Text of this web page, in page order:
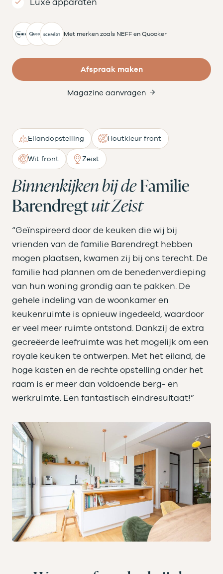
Luxe apparaten
Met merken zoals NEFF en Quooker
Afspraak maken
Magazine aanvragen
Eilandopstelling Houtkleur front
Wit front Zeist
Binnenkijken bij deFamilie
Barendregtuit Zeist
“Geïnspireerd door de keuken die wij bij
vrienden van de familie Barendregt hebben
mogen plaatsen, kwamen zij bij ons terecht. De
familie had plannen om de benedenverdieping
van hun woning grondig aan te pakken. De
gehele indeling van de woonkamer en
keukenruimte is opnieuw ingedeeld, waardoor
er veel meer ruimte ontstond. Dankzij de extra
gecreëerde leefruimte was het mogelijk om een
royale keuken te ontwerpen. Met het eiland, de
hoge kasten en de rechte opstelling onder het
raam is er meer dan voldoende berg- en
werkruimte. Een fantastisch eindresultaat!”